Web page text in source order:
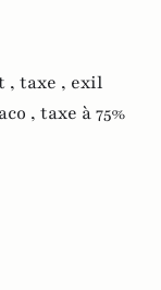
, taxe , exil
, taxe à 75%